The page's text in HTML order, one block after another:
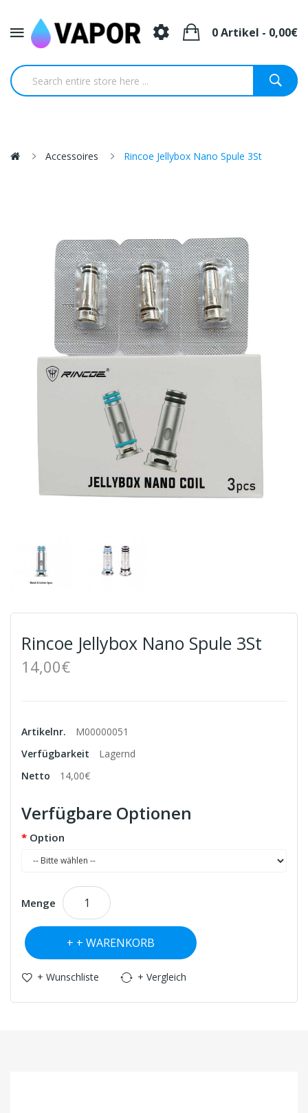
0 Artikel - 0,00€
Accessoires Rincoe Jellybox Nano Spule 3St
Rincoe Jellybox Nano Spule 3St
14,00€
Artikelnr.
M00000051
Verfügbarkeit
Lagernd
Netto
14,00€
Verfügbare Optionen
Option
Menge
+ WARENKORB
+ Wunschliste + Vergleich